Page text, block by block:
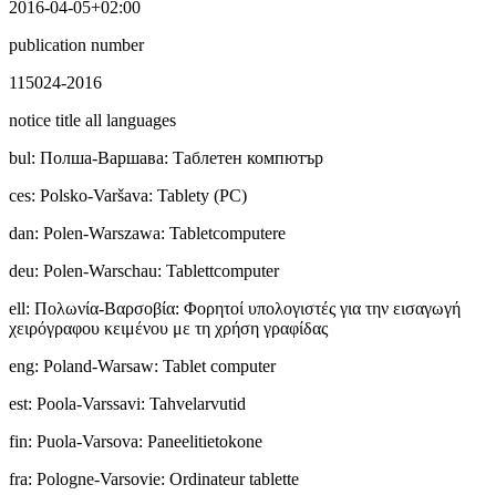
2016-04-05+02:00
publication number
115024-2016
notice title all languages
bul: Полша-Варшава: Таблетен компютър
ces: Polsko-Varšava: Tablety (PC)
dan: Polen-Warszawa: Tabletcomputere
deu: Polen-Warschau: Tablettcomputer
ell: Πολωνία-Βαρσοβία: Φορητοί υπολογιστές για την εισαγωγή
χειρόγραφου κειμένου με τη χρήση γραφίδας
eng: Poland-Warsaw: Tablet computer
est: Poola-Varssavi: Tahvelarvutid
fin: Puola-Varsova: Paneelitietokone
fra: Pologne-Varsovie: Ordinateur tablette